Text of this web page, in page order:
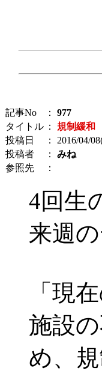
記事No ： 977
タイトル ： 規制緩和
投稿日
： 2016/04/
投稿者
： みね
参照先
：
4回生
来週
「現
施設
め、